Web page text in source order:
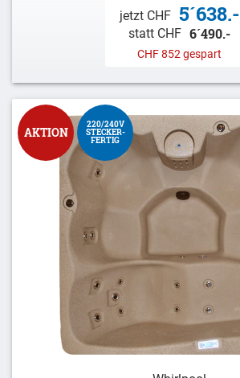
jetzt CHF 5´638.-
statt CHF 6´490.-
CHF 852 gespart
AKTION
220/240V
STECKER-
FERTIG